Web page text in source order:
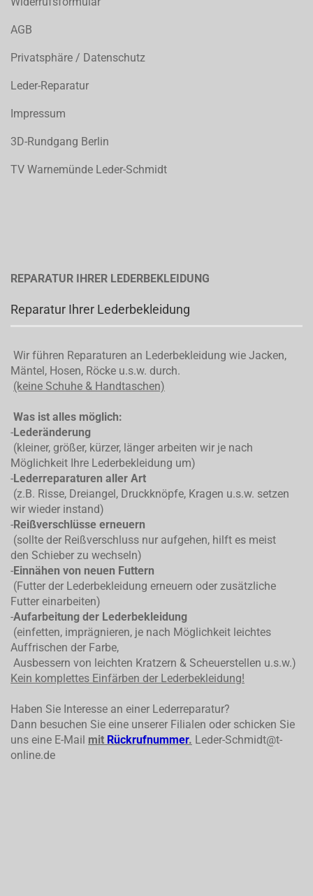
AGB
Privatsphäre / Datenschutz
Leder-Reparatur
Impressum
3D-Rundgang Berlin
TV Warnemünde Leder-Schmidt
REPARATUR IHRER LEDERBEKLEIDUNG
Reparatur Ihrer Lederbekleidung
Wir führen Reparaturen an Lederbekleidung wie Jacken,
Mäntel, Hosen, Röcke u.s.w. durch.
(keine Schuhe & Handtaschen)
Was ist alles möglich:
-Lederänderung
(kleiner, größer, kürzer, länger arbeiten wir je nach
Möglichkeit Ihre Lederbekleidung um)
-Lederreparaturen aller Art
(z.B. Risse, Dreiangel, Druckknöpfe, Kragen u.s.w. setzen
wir wieder instand)
-Reißverschlüsse erneuern
(sollte der Reißverschluss nur aufgehen, hilft es meist
den Schieber zu wechseln)
-Einnähen von neuen Futtern
(Futter der Lederbekleidung erneuern oder zusätzliche
Futter einarbeiten)
-Aufarbeitung der Lederbekleidung
(einfetten, imprägnieren, je nach Möglichkeit leichtes
Auffrischen der Farbe,
Ausbessern von leichten Kratzern & Scheuerstellen u.s.w.)
Kein komplettes Einfärben der Lederbekleidung!
Haben Sie Interesse an einer Lederreparatur?
Dann besuchen Sie eine unserer Filialen oder schicken Sie
uns eine E-Mail mit Rückrufnummer. Leder-Schmidt@t-
online.de